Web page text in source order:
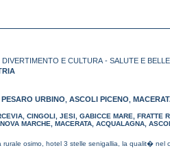
DIVERTIMENTO E CULTURA - SALUTE E
PESARO URBINO ASCOLI PICENO
, CINGOLI, JESI, GABICCE MARE FRATTE
MARCHE MACERATA ACQUALAGNA
rurale osimo, hotel 3 stelle senigallia, la qualit� nel